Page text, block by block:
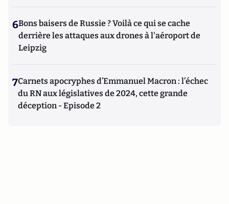
6Bons baisers de Russie ? Voilà ce qui se cache
derrière les attaques aux drones à l'aéroport de
Leipzig
7Carnets apocryphes d’Emmanuel Macron : l’échec
du RN aux législatives de 2024, cette grande
déception - Episode 2